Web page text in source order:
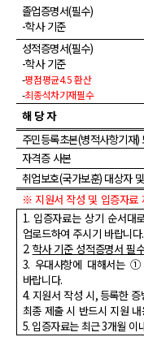
졸업증명서(필수)
-학사 기준
성적증명서(필수)
-학사 기준
-평점평균4.5환산
-최종석차기재필수
해 당 자
주민등록초본(병적사항기재)
자격증 사본
취업보호(국가보훈) 대상자
※ 지원서 작성 및 입증자료
1. 입증자료는 상기 순서대
업로드하여 주시기 바랍니다.
2. 학사 기준 성적증명서 필
3. 우대사항에 대해서는
바랍니다.
4. 지원서 작성 시, 등록한 증
최종 제출 시 반드시 지원
5. 입증자료는 최근3개월 이